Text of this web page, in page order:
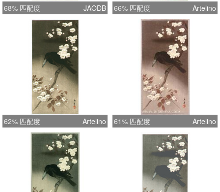
68% 匹配度 JAODB 66% 匹配度 Artelino
62% 匹配度 Artelino 61% 匹配度 Artelino